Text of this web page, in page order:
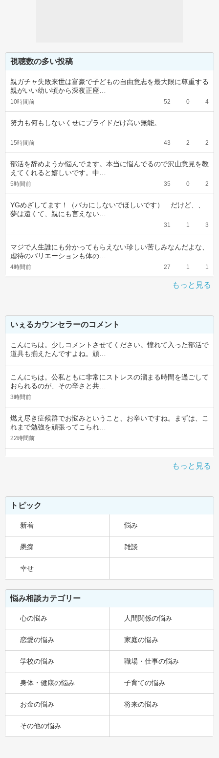
視聴数の多い投稿
親ガチャ失敗来世は富豪で子どもの自由意志を最大限に尊重する
親がいい幼い頃から深夜正座…
10時間前 52 0 4
努力も何もしないくせにプライドだけ高い無能。
15時間前 43 2 2
部活を辞めようか悩んでます。本当に悩んでるので沢山意見を教
えてくれると嬉しいです。中…
5時間前 35 0 2
YGめざしてます！（バカにしないでほしいです）　だけど、、
夢は遠くて、親にも言えない…
31 1 3
マジで人生誰にも分かってもらえない珍しい苦しみなんだよな、
虐待のバリエーションも体の…
4時間前 27 1 1
もっと見る
いぇるカウンセラーのコメント
こんにちは。少しコメントさせてください。憧れて入った部活で
道具も揃えたんですよね。頑…
こんにちは。公私ともに非常にストレスの溜まる時間を過ごして
おられるのが、その辛さと共…
3時間前
燃え尽き症候群でお悩みということ、お辛いですね。まずは、こ
れまで勉強を頑張ってこられ…
22時間前
もっと見る
トピック
新着 悩み
愚痴 雑談
幸せ
悩み相談カテゴリー
心の悩み 人間関係の悩み
恋愛の悩み 家庭の悩み
学校の悩み 職場・仕事の悩み
身体・健康の悩み 子育ての悩み
お金の悩み 将来の悩み
その他の悩み